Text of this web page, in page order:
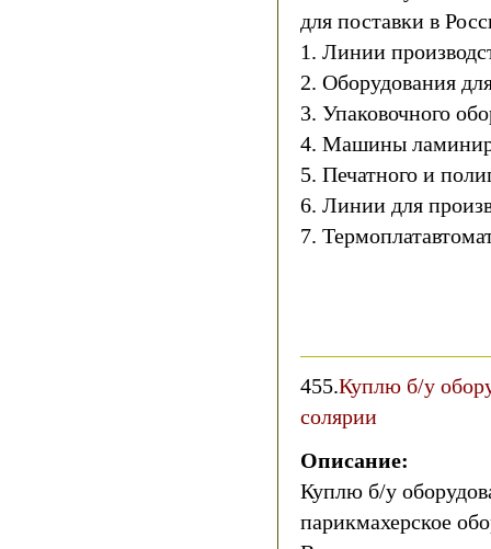
для поставки в
1. Линии
2. Оборудования
3. Упаковочного
4. Машины
5. Печатного и
6. Линии для
7.
455.Куплю б/у
солярии
Описание:
Куплю б/у
парикмахерское